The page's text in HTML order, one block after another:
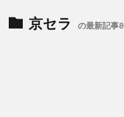
京セラ の最新記事